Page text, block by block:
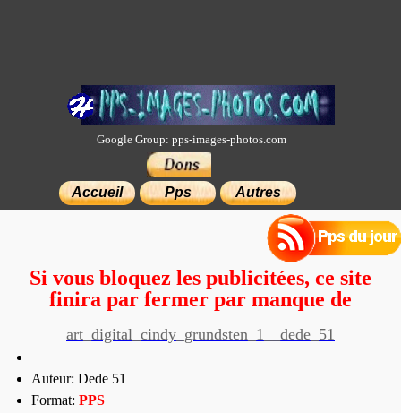
Accueil Pps Autres
Google Group: pps-images-photos.com
×
Si vous bloquez les publicitées, ce site
finira par fermer par manque de
art_digital_cindy_grundsten_1__dede_51
Auteur: Dede 51
Format: PPS